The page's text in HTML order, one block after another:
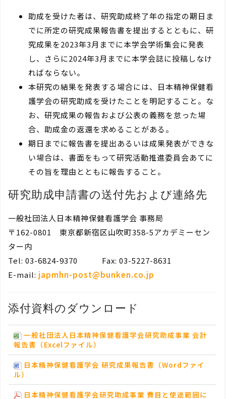
助成を受けた者は、研究助成終了年の指定の期日ま
でに所定の研究成果報告書を提出するとともに、研
究成果を2023年3月までに本学会学術集会に発表
し、さらに2024年3月までに本学会誌に投稿しなけ
ればならない。
本研究の結果を発表する場合には、日本精神保健看
護学会の研究助成を受けたことを明記すること。な
お、研究成果の報告および公表の義務を怠った場
合、助成金の返還を求めることがある。
期日までに報告書を提出あるいは成果発表ができな
い場合は、書面をもって研究活動推進委員会あてに
その旨を理由とともに報告すること。
研究助成申請書の送付先および連絡先
一般社団法人日本精神保健看護学会 事務局
〒162-0801 東京都新宿区山吹町358-5アカデミーセン
ター内
Tel: 03-6824-9370 Fax: 03-5227-8631
E-mail: japmhn-post@bunken.co.jp
添付資料のダウンロード
一般社団法人日本精神保健看護学会研究助成事業 会計
報告書（Excelファイル）
日本精神保健看護学会 研究成果報告書（Wordファイ
ル）
日本精神保健看護学会研究助成事業 費目と使途範囲に